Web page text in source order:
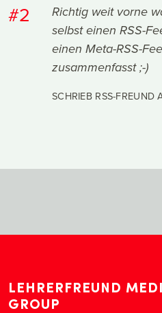
#2
Richtig weit vorne
selbst einen RSS-
einen Meta-RSS-
zusammenfasst ;-)
SCHRIEB RSS-FREUND
LEHRERFREUND
GROUP